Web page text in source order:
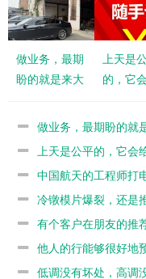
做业务，最期
盼的就是来大
上天是
的，它
做业务，最期盼的就
上天是公平的，它会
中国航天的工程师打
不如8566
冷镦模片爆裂，还是
有个客户在朋友的推
他人的行能够很好地
低调没有坏处，高调